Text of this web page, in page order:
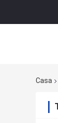
Casa